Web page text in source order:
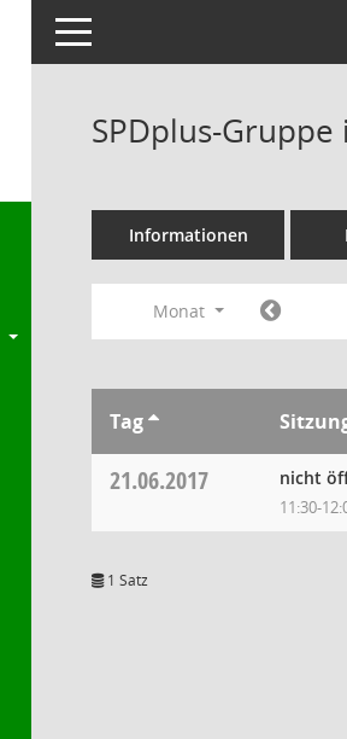
Toggle navigation
SPDplus-Gruppe
Informationen
Monat
Tag
21.06.2017 nicht
11:30-
1 Satz